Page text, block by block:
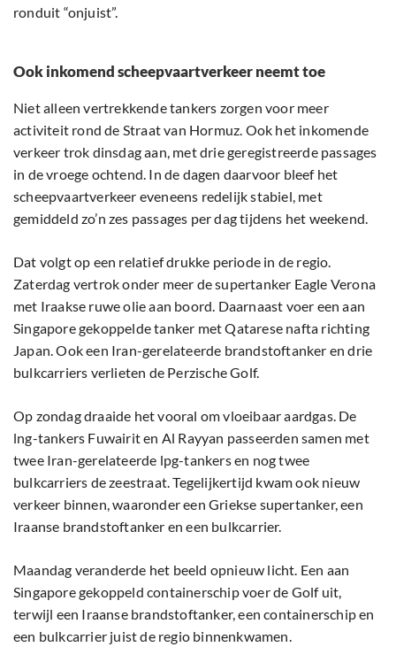
ronduit “onjuist”.
Ook inkomend scheepvaartverkeer neemt toe
Niet alleen vertrekkende tankers zorgen voor meer
activiteit rond de Straat van Hormuz. Ook het inkomende
verkeer trok dinsdag aan, met drie geregistreerde passages
in de vroege ochtend. In de dagen daarvoor bleef het
scheepvaartverkeer eveneens redelijk stabiel, met
gemiddeld zo’n zes passages per dag tijdens het weekend.
Dat volgt op een relatief drukke periode in de regio.
Zaterdag vertrok onder meer de supertanker Eagle Verona
met Iraakse ruwe olie aan boord. Daarnaast voer een aan
Singapore gekoppelde tanker met Qatarese nafta richting
Japan. Ook een Iran-gerelateerde brandstoftanker en drie
bulkcarriers verlieten de Perzische Golf.
Op zondag draaide het vooral om vloeibaar aardgas. De
lng-tankers Fuwairit en Al Rayyan passeerden samen met
twee Iran-gerelateerde lpg-tankers en nog twee
bulkcarriers de zeestraat. Tegelijkertijd kwam ook nieuw
verkeer binnen, waaronder een Griekse supertanker, een
Iraanse brandstoftanker en een bulkcarrier.
Maandag veranderde het beeld opnieuw licht. Een aan
Singapore gekoppeld containerschip voer de Golf uit,
terwijl een Iraanse brandstoftanker, een containerschip en
een bulkcarrier juist de regio binnenkwamen.